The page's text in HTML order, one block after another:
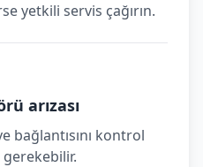
yetkili servis çağırın.
arızası
bağlantısını kontrol